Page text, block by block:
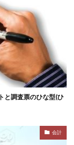
と調査票のひな型(ひ
会計